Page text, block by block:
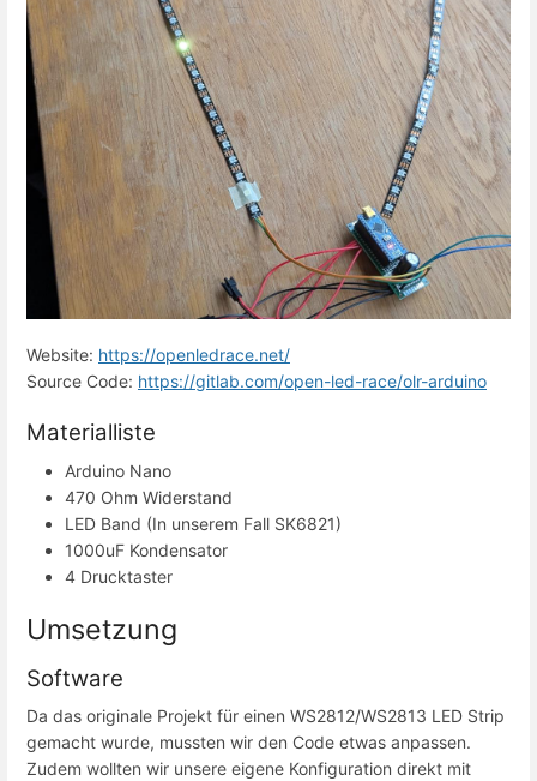
Website: https://openledrace.net/
Source Code: https://gitlab.com/open-led-race/olr-arduino
Materialliste
Arduino Nano
470 Ohm Widerstand
LED Band (In unserem Fall SK6821)
1000uF Kondensator
4 Drucktaster
Umsetzung
Software
Da das originale Projekt für einen WS2812/WS2813 LED Strip
gemacht wurde, mussten wir den Code etwas anpassen.
Zudem wollten wir unsere eigene Konfiguration direkt mit